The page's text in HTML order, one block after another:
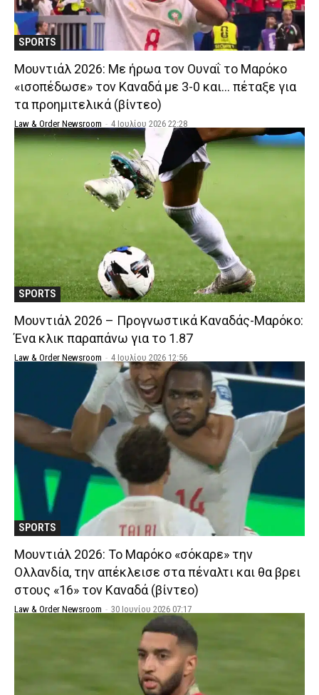
SPORTS
Μουντιάλ 2026: Με ήρωα τον Ουναΐ το Μαρόκο
«ισοπέδωσε» τον Καναδά με 3-0 και… πέταξε για
τα προημιτελικά (βίντεο)
Law & Order Newsroom - 4 Ιουλίου 2026 22:28
SPORTS
Μουντιάλ 2026 – Προγνωστικά Καναδάς-Μαρόκο:
Ένα κλικ παραπάνω για το 1.87
Law & Order Newsroom - 4 Ιουλίου 2026 12:56
SPORTS
Μουντιάλ 2026: To Μαρόκο «σόκαρε» την
Ολλανδία, την απέκλεισε στα πέναλτι και θα βρει
στους «16» τον Καναδά (βίντεο)
Law & Order Newsroom - 30 Ιουνίου 2026 07:17